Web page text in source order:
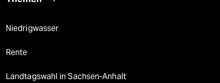
Niedrigwasser
Rente
Landtagswahl in Sachsen-Anhalt